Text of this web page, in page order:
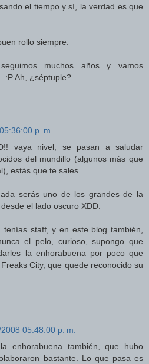
el tiempo y sí, la verdad es que
rollo siempre.
muchos años y vamos
:P Ah, ¿séptuple?
p. m.
vaya nivel, se pasan a saludar
del mundillo (algunos más que
estás que te sales.
serás uno de los grandes de la
el lado oscuro XDD.
tenías staff, y en este blog también,
el pelo, curioso, supongo que
la enhorabuena por poco que
City, que quede reconocido su
05:48:00 p. m.
enhorabuena también, que hubo
bastante. Lo que pasa es